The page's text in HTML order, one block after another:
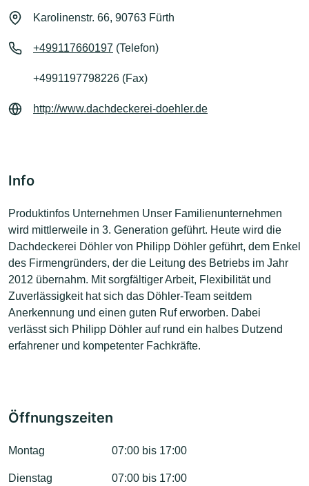
Karolinenstr. 66, 90763 Fürth
+499117660197 (Telefon)
+4991197798226 (Fax)
http://www.dachdeckerei-doehler.de
Info
Produktinfos Unternehmen Unser Familienunternehmen
wird mittlerweile in 3. Generation geführt. Heute wird die
Dachdeckerei Döhler von Philipp Döhler geführt, dem Enkel
des Firmengründers, der die Leitung des Betriebs im Jahr
2012 übernahm. Mit sorgfältiger Arbeit, Flexibilität und
Zuverlässigkeit hat sich das Döhler-Team seitdem
Anerkennung und einen guten Ruf erworben. Dabei
verlässt sich Philipp Döhler auf rund ein halbes Dutzend
erfahrener und kompetenter Fachkräfte.
Öffnungszeiten
Montag 07:00 bis 17:00
Dienstag 07:00 bis 17:00